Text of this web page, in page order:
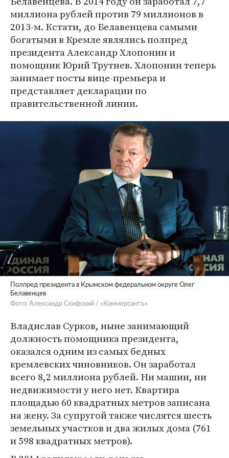
миллиона рублей против 79 миллионов в
2013-м. Кстати, до Белавенцева самыми
богатыми в Кремле являлись полпред
президента Александр Хлопонин и
помощник Юрий Трутнев. Хлопонин теперь
занимает посты вице-премьера и
представляет декларации по
правительственной линии.
Полпред президента в Крымском федеральном округе Олег
Белавенцев
Фото: Александр Скифский / «Коммерсантъ»
Владислав Сурков, ныне занимающий
должность помощника президента,
оказался одним из самых бедных
кремлевских чиновников. Он заработал
всего 8,2 миллиона рублей. Ни машин, ни
недвижимости у него нет. Квартира
площадью 60 квадратных метров записана
на жену. За супругой также числятся шесть
земельных участков и два жилых дома (761
и 598 квадратных метров).